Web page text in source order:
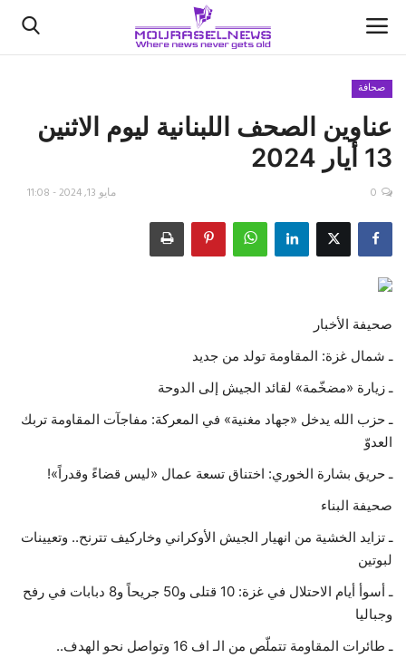
الأخبار
كتّابنا
اقتصاد
رياضة
فيديو
حياة
صحافة
عناوين الصحف اللبنانية ليوم الاثنين
13 أيار 2024
مايو 13, 2024 - 11:08 0
صحيفة الأخبار
ـ شمال غزة: المقاومة تولد من جديد
ـ زيارة «مضخّمة» لقائد الجيش إلى الدوحة
ـ حزب الله يدخل «جهاد مغنية» في المعركة: مفاجآت المقاومة تربك
العدوّ
ـ حريق بشارة الخوري: اختناق تسعة عمال «ليس قضاءً وقدراً»!
صحيفة البناء
ـ تزايد الخشية من انهيار الجيش الأوكراني وخاركيف تترنح.. وتعيينات
لبوتين
ـ‬ أسوأ أيام الاحتلال في غزة: 10 قتلى و50 جريحاً و8 دبابات في رفح
وجباليا‪
ـ طائرات المقاومة تتملّص من الـ اف 16 وتواصل نحو الهدف..